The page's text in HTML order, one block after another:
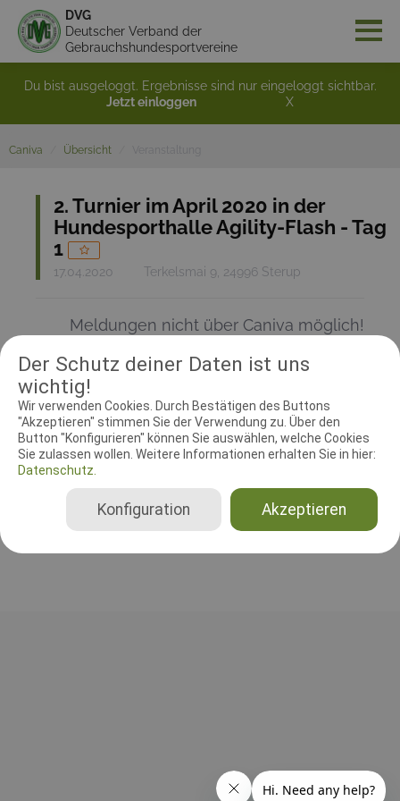
Der Schutz deiner Daten ist uns
wichtig!
Wir verwenden Cookies. Durch Bestätigen des Buttons
"Akzeptieren" stimmen Sie der Verwendung zu. Über den
Button "Konfigurieren" können Sie auswählen, welche Cookies
Sie zulassen wollen. Weitere Informationen erhalten Sie in hier:
Datenschutz.
Akzeptieren
Konfiguration
DVG
Deutscher Verband der
Gebrauchshundesportvereine
Du bist ausgeloggt. Ergebnisse sind nur eingeloggt sichtbar.
Jetzt einloggen
X
Caniva Übersicht
2. Turnier im April 2020 in der
Hundesporthalle Agility-Flash - Tag
1
17.04.2020 Terkelsmai 9, 24996 Sterup
Meldungen nicht über Caniva möglich!
RICHTER UND HELFER
Agilityrichter
Matthias Rupp